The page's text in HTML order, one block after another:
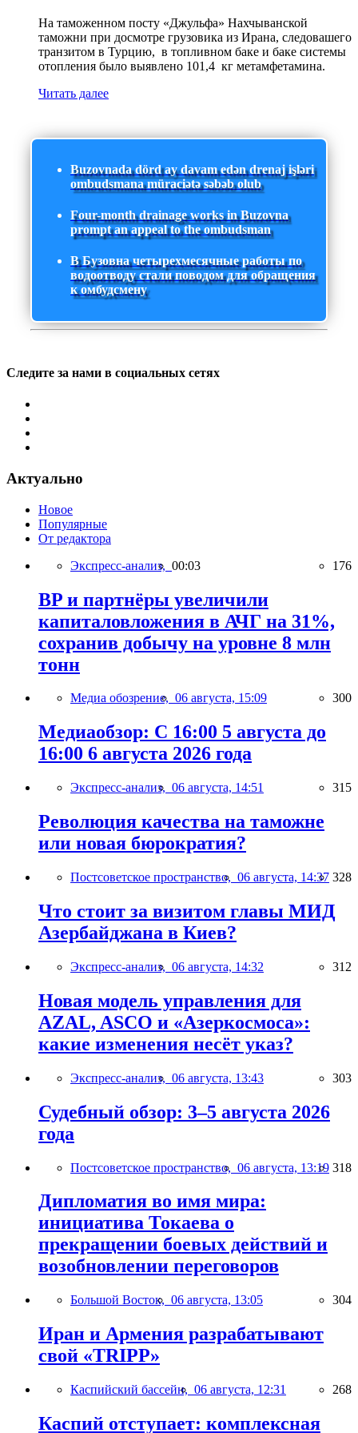
На таможенном посту «Джульфа» Нахчыванской
таможни при досмотре грузовика из Ирана, следовашего
транзитом в Турцию, в топливном баке и баке системы
отопления было выявлено 101,4 кг метамфетамина.
Читать далее
Buzovnada dörd ay davam edən drenaj işləri
ombudsmana müraciətə səbəb olub
Four-month drainage works in Buzovna
prompt an appeal to the ombudsman
В Бузовна четырехмесячные работы по
водоотводу стали поводом для обращения
к омбудсмену
Следите за нами в социальных сетях
Актуально
Новое
Популярные
От редактора
Экспресс-анализ, 00:03 176
BP и партнёры увеличили
капиталовложения в АЧГ на 31%,
сохранив добычу на уровне 8 млн
тонн
Медиа обозрение, 06 августа, 15:09 300
Медиаобзор: С 16:00 5 августа до
16:00 6 августа 2026 года
Экспресс-анализ, 06 августа, 14:51 315
Революция качества на таможне
или новая бюрократия?
Постсоветское пространство, 06 августа, 14:37 328
Что стоит за визитом главы МИД
Азербайджана в Киев?
Экспресс-анализ, 06 августа, 14:32 312
Новая модель управления для
AZAL, ASCO и «Азеркосмоса»:
какие изменения несёт указ?
Экспресс-анализ, 06 августа, 13:43 303
Судебный обзор: 3–5 августа 2026
года
Постсоветское пространство, 06 августа, 13:19 318
Дипломатия во имя мира:
инициатива Токаева о
прекращении боевых действий и
возобновлении переговоров
Большой Восток, 06 августа, 13:05 304
Иран и Армения разрабатывают
свой «TRIPP»
Каспийский бассейн, 06 августа, 12:31 268
Каспий отступает: комплексная